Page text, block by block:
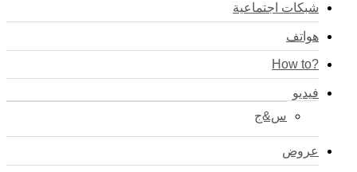
شبكات اجتماعية
هواتف
?How to
فيديو
س&ج
عروض